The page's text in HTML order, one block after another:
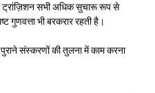
ट्रांज़िशन सभी अधिक सुचारू रूप से
गुणवत्ता भी बरकरार रहती है।
संस्करणों की तुलना में काम करना